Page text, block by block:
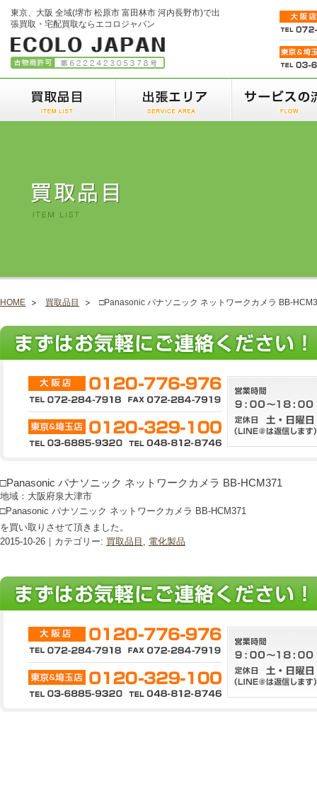
東京、大阪 全域(堺市 松原市 富田林市 河内長野市)で出
張買取・宅配買取ならエコロジャパン
HOME 買取品目 □Panasonic パナソニック ネットワークカメラ BB-
□Panasonic パナソニック ネットワークカメラ BB-HCM371
地域：大阪府泉大津市
□Panasonic パナソニック ネットワークカメラ BB-HCM371
を買い取りさせて頂きました。
2015-10-26｜カテゴリー: 買取品目 , 電化製品